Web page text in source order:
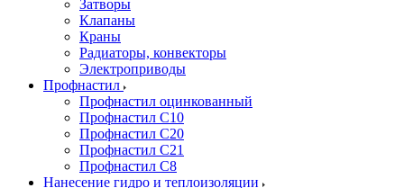
Затворы
Клапаны
Краны
Радиаторы, конвекторы
Электроприводы
Профнастил
Профнастил оцинкованный
Профнастил С10
Профнастил С20
Профнастил С21
Профнастил С8
Нанесение гидро и теплоизоляции